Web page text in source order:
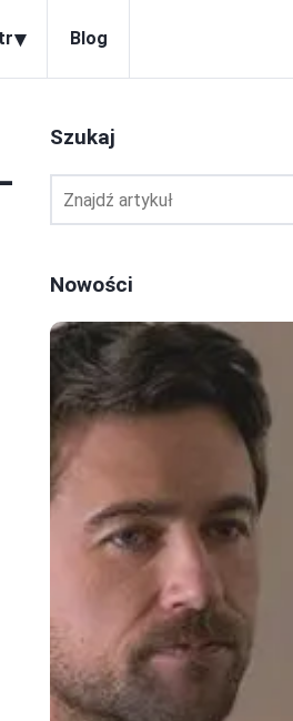
▾ Blog
Szukaj
Nowości